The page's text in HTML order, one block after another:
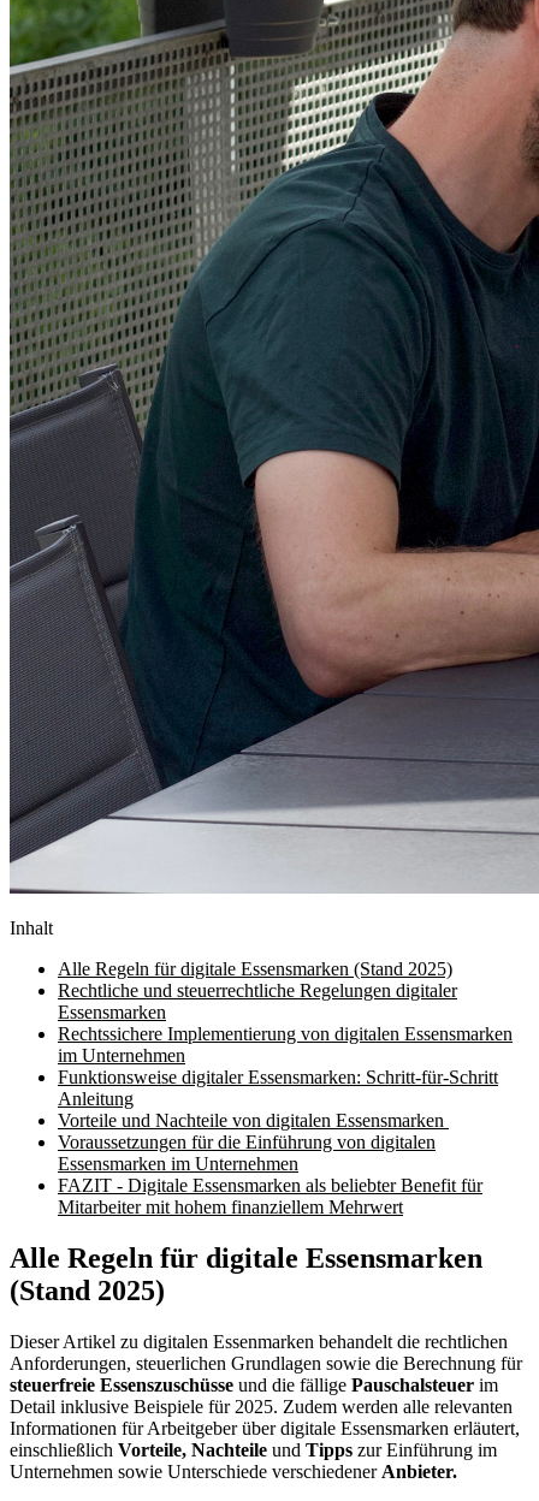
Inhalt
Alle Regeln für digitale Essensmarken (Stand 2025)
Rechtliche und steuerrechtliche Regelungen digitaler
Essensmarken
Rechtssichere Implementierung von digitalen Essensmarken
im Unternehmen
Funktionsweise digitaler Essensmarken: Schritt-für-Schritt
Anleitung
Vorteile und Nachteile von digitalen Essensmarken
Voraussetzungen für die Einführung von digitalen
Essensmarken im Unternehmen
FAZIT - Digitale Essensmarken als beliebter Benefit für
Mitarbeiter mit hohem finanziellem Mehrwert
Alle Regeln für digitale Essensmarken
(Stand 2025)
Dieser Artikel zu digitalen Essenmarken behandelt die rechtlichen
Anforderungen, steuerlichen Grundlagen sowie die Berechnung für
steuerfreie Essenszuschüsse und die fällige Pauschalsteuer im
Detail inklusive Beispiele für 2025. Zudem werden alle relevanten
Informationen für Arbeitgeber über digitale Essensmarken erläutert,
einschließlich Vorteile, Nachteile und Tipps zur Einführung im
Unternehmen sowie Unterschiede verschiedener Anbieter.